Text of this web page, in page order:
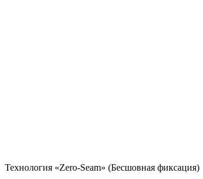
Технология «Zero-Seam» (Бесшовная фиксация)